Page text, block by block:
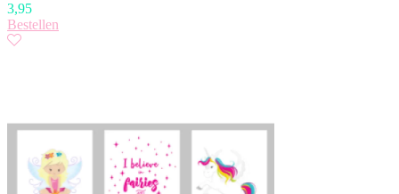
3,95
Bestellen